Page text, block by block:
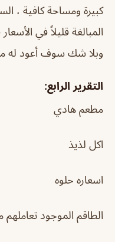
المبالغة قليلاً في
وبلا شك سوف أعود له
التقرير الرابع:
مطعم هادي
اكل لذيذ
اسعاره حلوه
الطاقم الموجود تعاملهم